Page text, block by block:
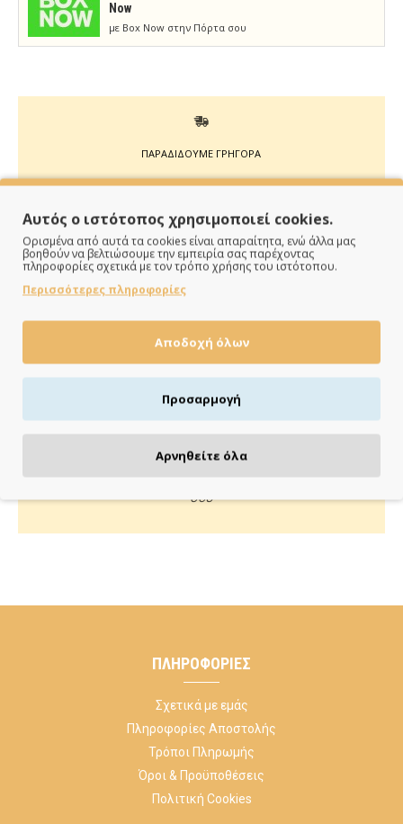
Now
με Box Now στην Πόρτα σου
ΠΑΡΑΔΙΔΟΥΜΕ ΓΡΗΓΟΡΑ
ημέρες
Πιστωτική/χρεωστική κάρτα, αντικαταβολή ή κατάθεση
Κάλεσέ μας ή στείλε μας email για οποιαδήποτε απορία
σου
ΠΛΗΡΟΦΟΡΊΕΣ
Σχετικά με εμάς
Πληροφορίες Αποστολής
Τρόποι Πληρωμής
Όροι & Προϋποθέσεις
Πολιτική Cookies
Αυτός ο ιστότοπος χρησιμοποιεί cookies.
Ορισμένα από αυτά τα cookies είναι απαραίτητα, ενώ άλλα μας
βοηθούν να βελτιώσουμε την εμπειρία σας παρέχοντας
πληροφορίες σχετικά με τον τρόπο χρήσης του ιστότοπου.
Περισσότερες πληροφορίες
Αποδοχή όλων
Προσαρμογή
Αρνηθείτε όλα